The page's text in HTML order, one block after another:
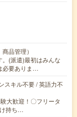
品管理）
(派遣)最初はみんな
必要ありま…
スキル不要 / 英語力不
大歓迎！〇フリータ
持ち…